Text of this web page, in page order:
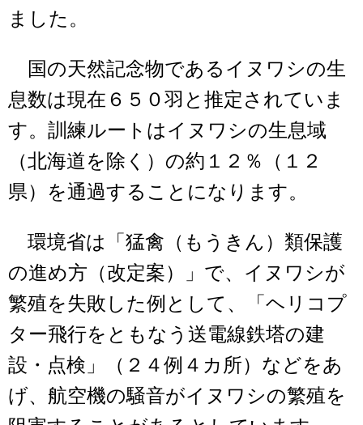
ました。
国の天然記念物であるイヌワシの生
息数は現在６５０羽と推定されていま
す。訓練ルートはイヌワシの生息域
（北海道を除く）の約１２％（１２
県）を通過することになります。
環境省は「猛禽（もうきん）類保護
の進め方（改定案）」で、イヌワシが
繁殖を失敗した例として、「ヘリコプ
ター飛行をともなう送電線鉄塔の建
設・点検」（２４例４カ所）などをあ
げ、航空機の騒音がイヌワシの繁殖を